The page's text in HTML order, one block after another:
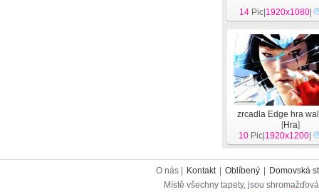
14 Pic| 1920x1080
zrcadla Edge hra
[Hra]
10 Pic| 1920x1200
O nás | Kontakt Oblíbený
Domovská
Místě všechny tapety, jsou